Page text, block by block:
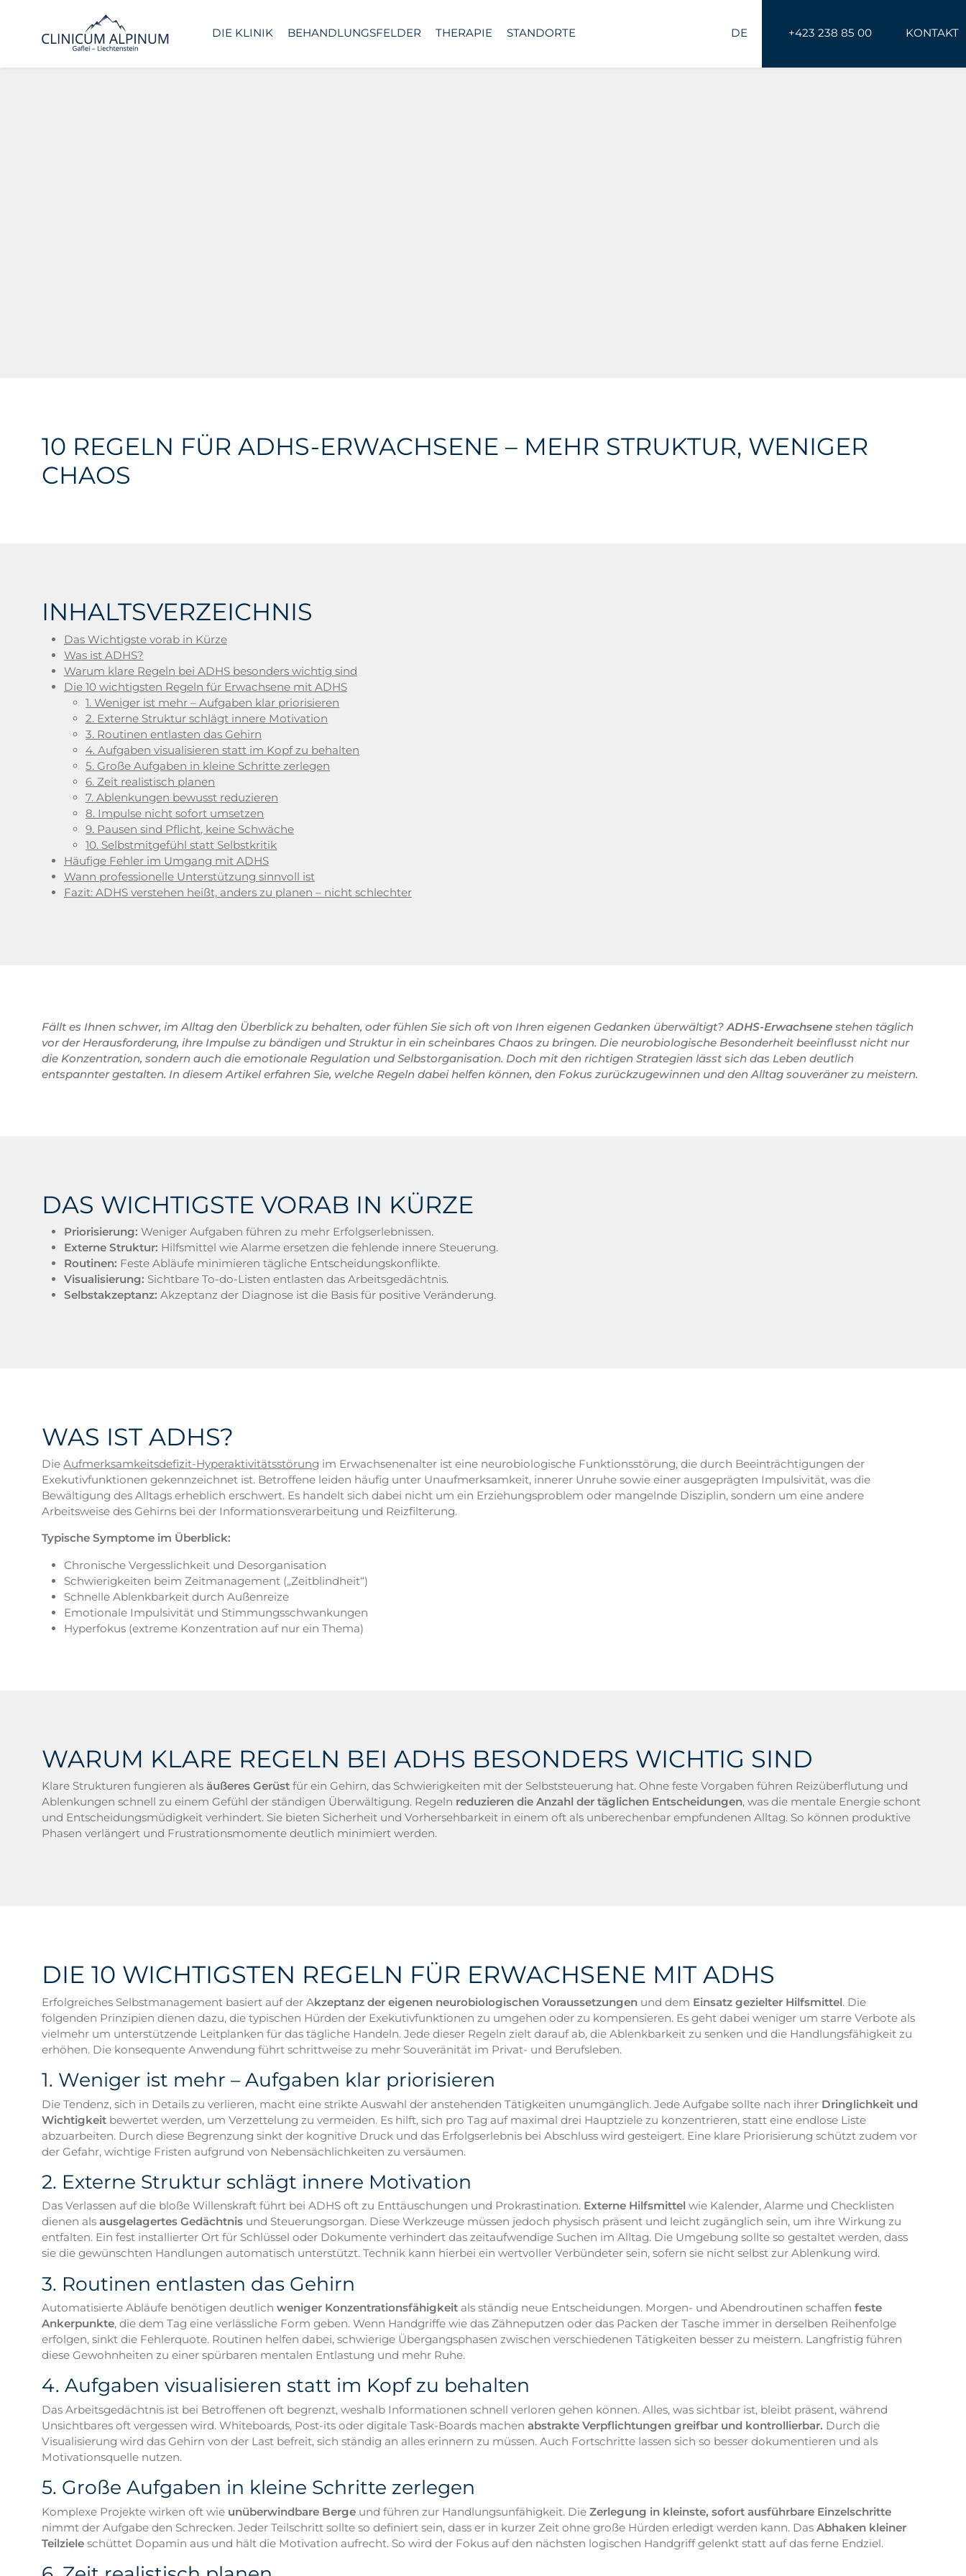
DE +423 238 85 00 KONTAKT
DIE KLINIK BEHANDLUNGSFELDER THERAPIE STANDORTE
10 REGELN FÜR ADHS-ERWACHSENE – MEHR STRUKTUR, WENIGER
CHAOS
INHALTSVERZEICHNIS
Das Wichtigste vorab in Kürze
Was ist ADHS?
Warum klare Regeln bei ADHS besonders wichtig sind
Die 10 wichtigsten Regeln für Erwachsene mit ADHS
1. Weniger ist mehr – Aufgaben klar priorisieren
2. Externe Struktur schlägt innere Motivation
3. Routinen entlasten das Gehirn
4. Aufgaben visualisieren statt im Kopf zu behalten
5. Große Aufgaben in kleine Schritte zerlegen
6. Zeit realistisch planen
7. Ablenkungen bewusst reduzieren
8. Impulse nicht sofort umsetzen
9. Pausen sind Pflicht, keine Schwäche
10. Selbstmitgefühl statt Selbstkritik
Häufige Fehler im Umgang mit ADHS
Wann professionelle Unterstützung sinnvoll ist
Fazit: ADHS verstehen heißt, anders zu planen – nicht schlechter
Fällt es Ihnen schwer, im Alltag den Überblick zu behalten, oder fühlen Sie sich oft von Ihren eigenen Gedanken überwältigt?ADHS-Erwachsene stehen täglich
vor der Herausforderung, ihre Impulse zu bändigen und Struktur in ein scheinbares Chaos zu bringen. Die neurobiologische Besonderheit beeinflusst nicht nur
die Konzentration, sondern auch die emotionale Regulation und Selbstorganisation. Doch mit den richtigen Strategien lässt sich das Leben deutlich
entspannter gestalten. In diesem Artikel erfahren Sie, welche Regeln dabei helfen können, den Fokus zurückzugewinnen und den Alltag souveräner zu meistern.
DAS WICHTIGSTE VORAB IN KÜRZE
Priorisierung: Weniger Aufgaben führen zu mehr Erfolgserlebnissen.
Externe Struktur: Hilfsmittel wie Alarme ersetzen die fehlende innere Steuerung.
Routinen: Feste Abläufe minimieren tägliche Entscheidungskonflikte.
Visualisierung: Sichtbare To-do-Listen entlasten das Arbeitsgedächtnis.
Selbstakzeptanz: Akzeptanz der Diagnose ist die Basis für positive Veränderung.
WAS IST ADHS?
DieAufmerksamkeitsdefizit-Hyperaktivitätsstörung im Erwachsenenalter ist eine neurobiologische Funktionsstörung, die durch Beeinträchtigungen der
Exekutivfunktionen gekennzeichnet ist. Betroffene leiden häufig unter Unaufmerksamkeit, innerer Unruhe sowie einer ausgeprägten Impulsivität, was die
Bewältigung des Alltags erheblich erschwert. Es handelt sich dabei nicht um ein Erziehungsproblem oder mangelnde Disziplin, sondern um eine andere
Arbeitsweise des Gehirns bei der Informationsverarbeitung und Reizfilterung.
Typische Symptome im Überblick:
Chronische Vergesslichkeit und Desorganisation
Schwierigkeiten beim Zeitmanagement („Zeitblindheit“)
Schnelle Ablenkbarkeit durch Außenreize
Emotionale Impulsivität und Stimmungsschwankungen
Hyperfokus (extreme Konzentration auf nur ein Thema)
WARUM KLARE REGELN BEI ADHS BESONDERS WICHTIG SIND
Klare Strukturen fungieren alsäußeres Gerüstfür ein Gehirn, das Schwierigkeiten mit der Selbststeuerung hat. Ohne feste Vorgaben führen Reizüberflutung und
Ablenkungen schnell zu einem Gefühl der ständigen Überwältigung. Regeln reduzieren die Anzahl der täglichen Entscheidungen, was die mentale Energie schont
und Entscheidungsmüdigkeit verhindert. Sie bieten Sicherheit und Vorhersehbarkeit in einem oft als unberechenbar empfundenen Alltag. So können produktive
Phasen verlängert und Frustrationsmomente deutlich minimiert werden.
DIE 10 WICHTIGSTEN REGELN FÜR ERWACHSENE MIT ADHS
Erfolgreiches Selbstmanagement basiert auf der Akzeptanz der eigenen neurobiologischen Voraussetzungen und dem Einsatz gezielter Hilfsmittel. Die
folgenden Prinzipien dienen dazu, die typischen Hürden der Exekutivfunktionen zu umgehen oder zu kompensieren. Es geht dabei weniger um starre Verbote als
vielmehr um unterstützende Leitplanken für das tägliche Handeln. Jede dieser Regeln zielt darauf ab, die Ablenkbarkeit zu senken und die Handlungsfähigkeit zu
erhöhen. Die konsequente Anwendung führt schrittweise zu mehr Souveränität im Privat- und Berufsleben.
1. Weniger ist mehr – Aufgaben klar priorisieren
Die Tendenz, sich in Details zu verlieren, macht eine strikte Auswahl der anstehenden Tätigkeiten unumgänglich. Jede Aufgabe sollte nach ihrer Dringlichkeit und
Wichtigkeit bewertet werden, um Verzettelung zu vermeiden. Es hilft, sich pro Tag auf maximal drei Hauptziele zu konzentrieren, statt eine endlose Liste
abzuarbeiten. Durch diese Begrenzung sinkt der kognitive Druck und das Erfolgserlebnis bei Abschluss wird gesteigert. Eine klare Priorisierung schützt zudem vor
der Gefahr, wichtige Fristen aufgrund von Nebensächlichkeiten zu versäumen.
2. Externe Struktur schlägt innere Motivation
Das Verlassen auf die bloße Willenskraft führt bei ADHS oft zu Enttäuschungen und Prokrastination. Externe Hilfsmittel wie Kalender, Alarme und Checklisten
dienen alsausgelagertes Gedächtnis und Steuerungsorgan. Diese Werkzeuge müssen jedoch physisch präsent und leicht zugänglich sein, um ihre Wirkung zu
entfalten. Ein fest installierter Ort für Schlüssel oder Dokumente verhindert das zeitaufwendige Suchen im Alltag. Die Umgebung sollte so gestaltet werden, dass
sie die gewünschten Handlungen automatisch unterstützt. Technik kann hierbei ein wertvoller Verbündeter sein, sofern sie nicht selbst zur Ablenkung wird.
3. Routinen entlasten das Gehirn
Automatisierte Abläufe benötigen deutlichweniger Konzentrationsfähigkeit als ständig neue Entscheidungen. Morgen- und Abendroutinen schaffenfeste
Ankerpunkte, die dem Tag eine verlässliche Form geben. Wenn Handgriffe wie das Zähneputzen oder das Packen der Tasche immer in derselben Reihenfolge
erfolgen, sinkt die Fehlerquote. Routinen helfen dabei, schwierige Übergangsphasen zwischen verschiedenen Tätigkeiten besser zu meistern. Langfristig führen
diese Gewohnheiten zu einer spürbaren mentalen Entlastung und mehr Ruhe.
4. Aufgaben visualisieren statt im Kopf zu behalten
Das Arbeitsgedächtnis ist bei Betroffenen oft begrenzt, weshalb Informationen schnell verloren gehen können. Alles, was sichtbar ist, bleibt präsent, während
Unsichtbares oft vergessen wird. Whiteboards, Post-its oder digitale Task-Boards machenabstrakte Verpflichtungen greifbar und kontrollierbar. Durch die
Visualisierung wird das Gehirn von der Last befreit, sich ständig an alles erinnern zu müssen. Auch Fortschritte lassen sich so besser dokumentieren und als
Motivationsquelle nutzen.
5. Große Aufgaben in kleine Schritte zerlegen
Komplexe Projekte wirken oft wie unüberwindbare Berge und führen zur Handlungsunfähigkeit. DieZerlegung in kleinste, sofort ausführbare Einzelschritte
nimmt der Aufgabe den Schrecken. Jeder Teilschritt sollte so definiert sein, dass er in kurzer Zeit ohne große Hürden erledigt werden kann. DasAbhaken kleiner
Teilzieleschüttet Dopamin aus und hält die Motivation aufrecht. So wird der Fokus auf den nächsten logischen Handgriff gelenkt statt auf das ferne Endziel.